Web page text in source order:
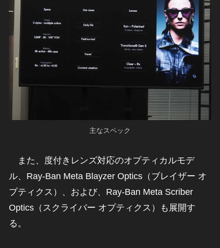
主なスペック
また、度付きレンズ対応のオプティカルモデ
ル、Ray-Ban Meta Blayzer Optics（ブレイザー オ
プティクス）、および、Ray-Ban Meta Scriber
Optics（スクライバー オプティクス）も展開す
る。